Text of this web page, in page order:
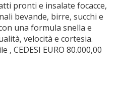
pronti e insalate focacce,
bevande, birre, succhi e
una formula snella e
velocità e cortesia.
CEDESI EURO 80.000,00